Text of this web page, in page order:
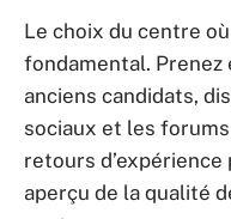
Le choix du centre
fondamental. Prenez
anciens candidats,
sociaux et les forums
retours
aperçu de la qualité